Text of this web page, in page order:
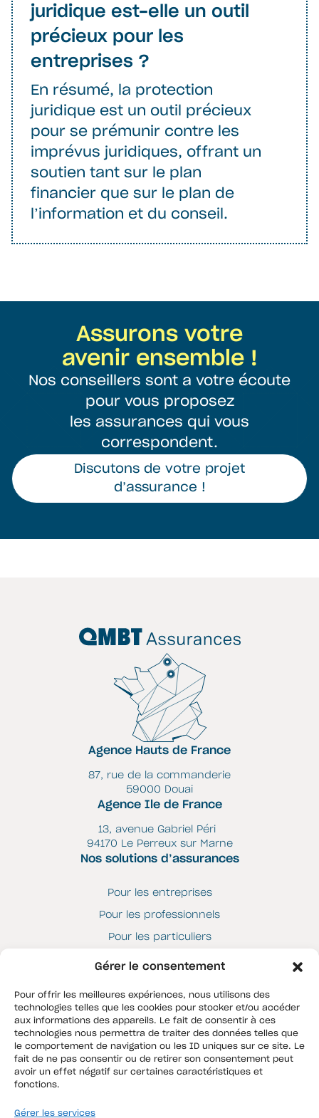
Gérer le consentement
Pour offrir les meilleures expériences, nous utilisons des
technologies telles que les cookies pour stocker et/ou accéder
aux informations des appareils. Le fait de consentir à ces
technologies nous permettra de traiter des données telles que
le comportement de navigation ou les ID uniques sur ce site. Le
fait de ne pas consentir ou de retirer son consentement peut
avoir un effet négatif sur certaines caractéristiques et
fonctions.
Gérer les services
juridique est-elle un outil
précieux pour les
entreprises ?
En résumé, la protection
juridique est un outil précieux
pour se prémunir contre les
imprévus juridiques, offrant un
soutien tant sur le plan
financier que sur le plan de
l’information et du conseil.
Assurons votre
avenir ensemble !
Nos conseillers sont a votre écoute
pour vous proposez
les assurances qui vous
correspondent.
Discutons de votre projet
d’assurance !
Agence Hauts de France
87, rue de la commanderie
59000 Douai
Agence Ile de France
13, avenue Gabriel Péri
94170 Le Perreux sur Marne
Nos solutions d’assurances
Pour les entreprises
Pour les professionnels
Pour les particuliers
Espace client
Contrat JM Motors
QMBT
QMBT